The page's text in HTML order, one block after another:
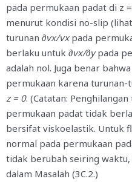
pada permukaan padat di z
menurut kondisi no-slip
turunan ∂vx/vx pada
berlaku untuk ∂vx/∂ypada
adalah nol. Juga benar bahwa
permukaan karena
z= 0. (Catatan:
permukaan padat tidak
bersifat viskoelastik. Untuk
normal pada permukaan
tidak berubah seiring
dalam Masalah (3C.2.)